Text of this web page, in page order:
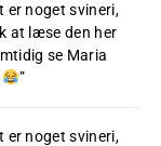
er noget svineri,
at læse den her
se Maria
”
er noget svineri,